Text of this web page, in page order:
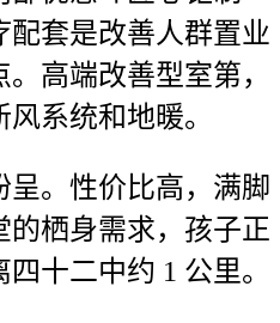
套是改善人群置业
高端改善型室第，
系统和地暖。
。性价比高，满脚
栖身需求，孩子正
十二中约 1 公里。